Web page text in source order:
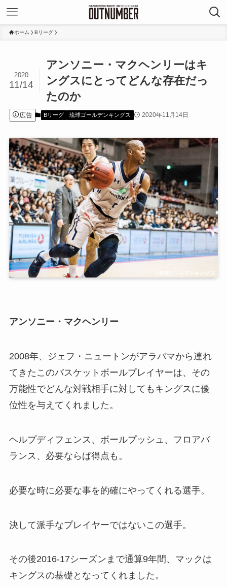
ホーム Bリーグ
アンソニー・マクヘンリーはキ
ングスにとってどんな存在だっ
たのか
2020
11/14
広告 Bリーグ 琉球ゴールデンキングス 2020年11月14日
アンソニー・マクヘンリー
2008年、ジェフ・ニュートンがアラバマから連れ
てきたこのバスケットボールプレイヤーは、その
万能性でどんな対戦相手に対してもキングスに優
位性を与えてくれました。
ヘルプディフェンス、ボールプッシュ、フロアバ
ランス、必要ならば得点も。
必要な時に必要な事を的確にやってくれる選手。
決して派手なプレイヤーではないこの選手。
その後2016-17シーズンまで通算9年間、マックは
キングスの基礎となってくれました。